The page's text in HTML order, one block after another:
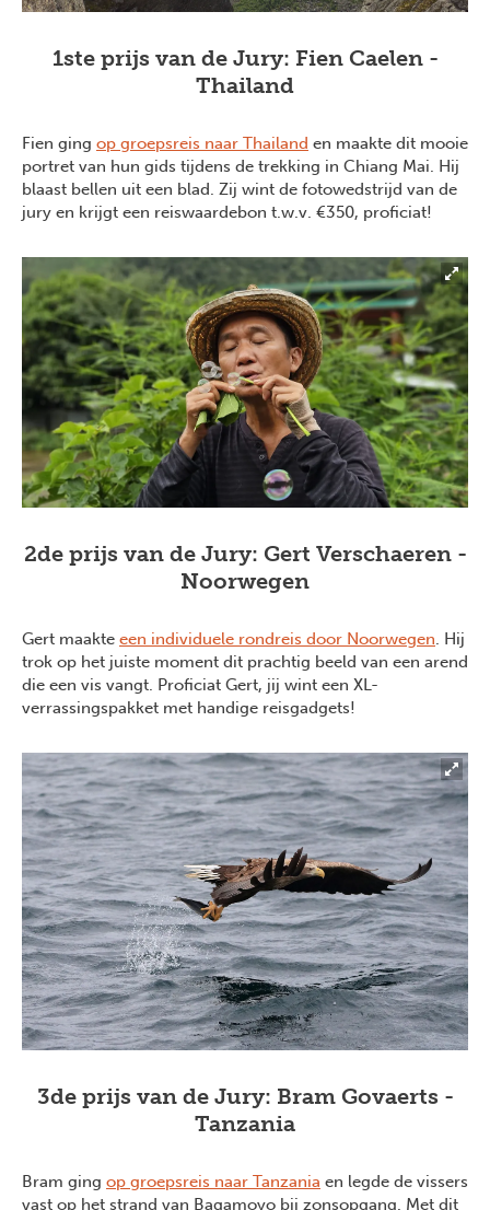
1ste prijs van de Jury: Fien Caelen -
Thailand
Fien ging op groepsreis naar Thailand en maakte dit mooie
portret van hun gids tijdens de trekking in Chiang Mai. Hij
blaast bellen uit een blad. Zij wint de fotowedstrijd van de
jury en krijgt een reiswaardebon t.w.v. €350, proficiat!
2de prijs van de Jury: Gert Verschaeren -
Noorwegen
Gert maakte een individuele rondreis door Noorwegen. Hij
trok op het juiste moment dit prachtig beeld van een arend
die een vis vangt. Proficiat Gert, jij wint een XL-
verrassingspakket met handige reisgadgets!
3de prijs van de Jury: Bram Govaerts -
Tanzania
Bram ging op groepsreis naar Tanzania en legde de vissers
vast op het strand van Bagamoyo bij zonsopgang. Met dit